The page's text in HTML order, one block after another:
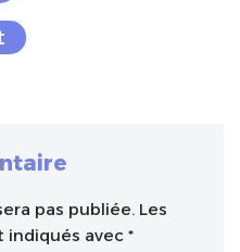
pas publiée. Les
indiqués avec *